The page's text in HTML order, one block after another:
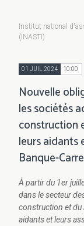
Institut national
(INASTI)
01 JUIL 2024 10:00
Nouvelle
les sociétés
construction
leurs aidants
Banque-
À partir du 1er
dans le secteur
construction et du
aidants et leurs